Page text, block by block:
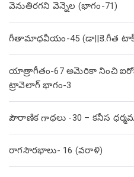
వెనుతిరగని వెన్నెల (భాగం-71)
గీతామాధవీయం-45 (డా||కె.గీత
యాత్రాగీతం-67 అమెరికా నించి
ట్రావెలాగ్ భాగం-3
పౌరాణిక గాథలు -30 – కనీస
రాగసౌరభాలు- 16 (వరాళి)